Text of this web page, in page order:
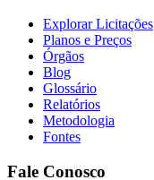
Explorar Licitações
Planos e Preços
Órgãos
Blog
Glossário
Relatórios
Metodologia
Fontes
Fale Conosco